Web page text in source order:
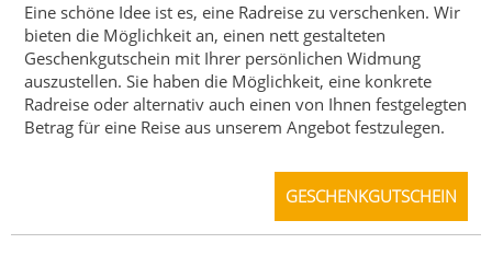
Eine schöne Idee ist es, eine Radreise zu verschenken. Wir
bieten die Möglichkeit an, einen nett gestalteten
Geschenkgutschein mit Ihrer persönlichen Widmung
auszustellen. Sie haben die Möglichkeit, eine konkrete
Radreise oder alternativ auch einen von Ihnen festgelegten
Betrag für eine Reise aus unserem Angebot festzulegen.
GESCHENKGUTSCHEIN